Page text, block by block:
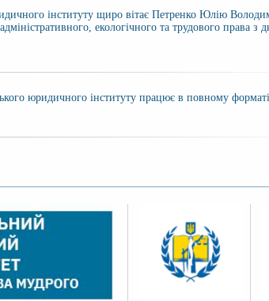
інституту щиро вітає Петренко Юлію
екологічного та трудового права з
юридичного інституту працює в повному